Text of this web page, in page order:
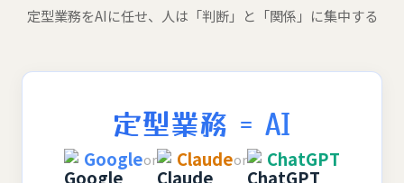
定型業務をAIに任せ、人は「判断」と「関係」に集中する
定型業務 = AI
Googleor Claudeor ChatGPT